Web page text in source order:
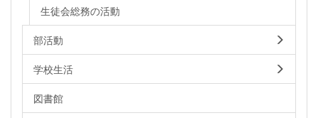
生徒会総務の活動
部活動
学校生活
図書館